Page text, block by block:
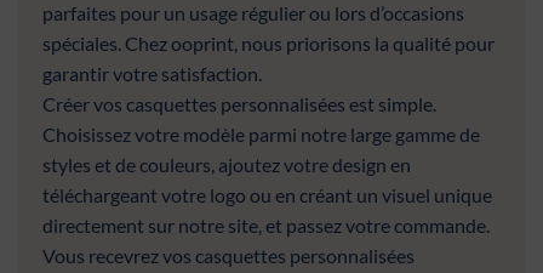
parfaites pour un usage régulier ou lors d’occasions
spéciales. Chez ooprint, nous priorisons la qualité pour
garantir votre satisfaction.
Créer vos casquettes personnalisées est simple.
Choisissez votre modèle parmi notre large gamme de
styles et de couleurs, ajoutez votre design en
téléchargeant votre logo ou en créant un visuel unique
directement sur notre site, et passez votre commande.
Vous recevrez vos casquettes personnalisées